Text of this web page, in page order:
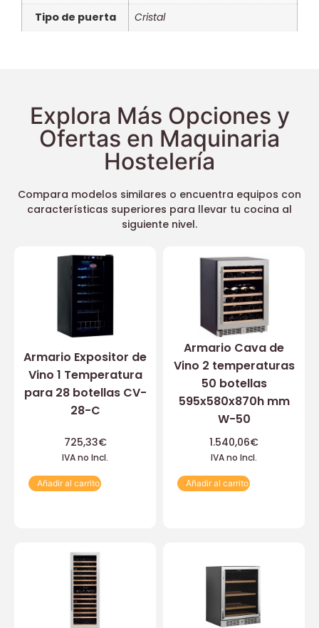
Tipo de puerta
Cristal
Explora Más Opciones y
Ofertas en Maquinaria
Hostelería
Compara modelos similares o encuentra equipos con
características superiores para llevar tu cocina al
siguiente nivel.
Armario Expositor de
Vino 1 Temperatura
para 28 botellas CV-
28-C
725,33€
IVA no Incl.
Añadir al carrito
Armario Cava de
Vino 2 temperaturas
50 botellas
595x580x870h mm
W-50
1.540,06€
IVA no Incl.
Añadir al carrito